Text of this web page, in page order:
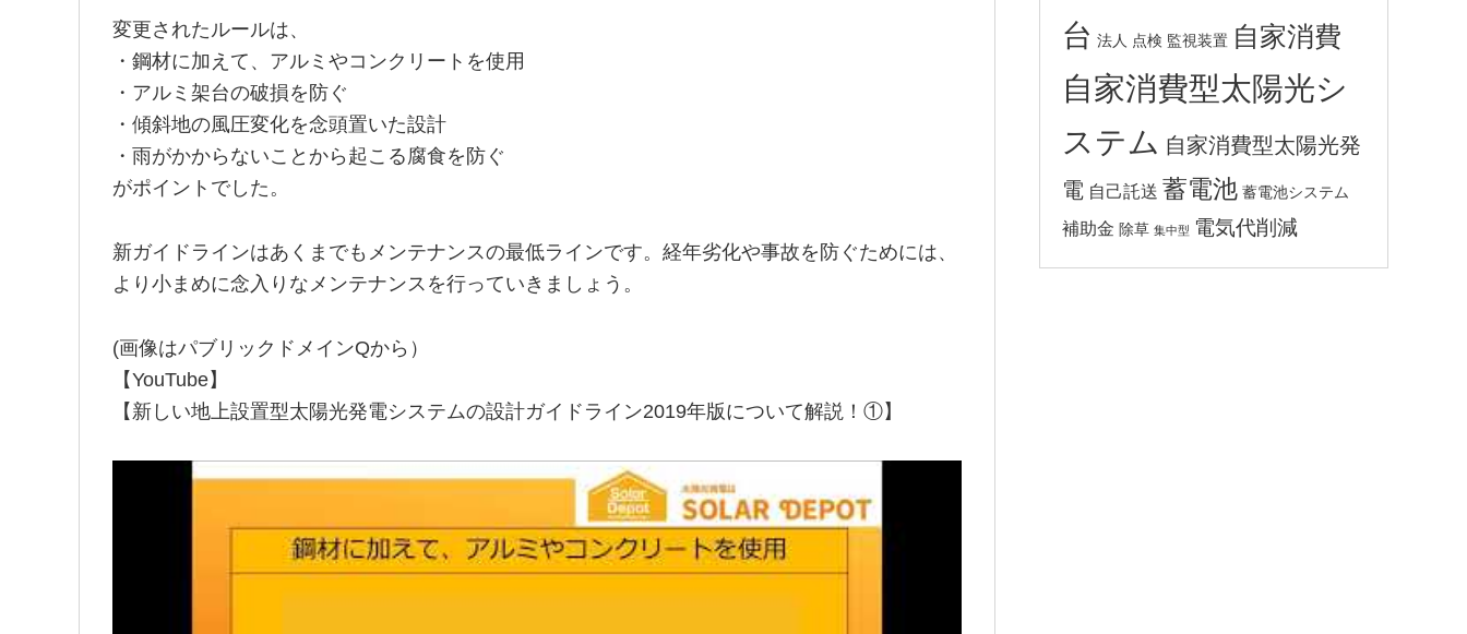
変更されたルールは、
・鋼材に加えて、アルミやコンクリートを使用
・アルミ架台の破損を防ぐ
・傾斜地の風圧変化を念頭置いた設計
・雨がかからないことから起こる腐食を防ぐ
がポイントでした。
新ガイドラインはあくまでもメンテナンスの最低ラインです。経年劣化や事故を防ぐためには、
より小まめに念入りなメンテナンスを行っていきましょう。
(画像はパブリックドメインQから）
【YouTube】
【新しい地上設置型太陽光発電システムの設計ガイドライン2019年版について解説！①】
台 法人 点検 監視装置 自家消費
自家消費型太陽光シ
ステム 自家消費型太陽光発
電 自己託送 蓄電池 蓄電池システム
補助金 除草 集中型 電気代削減